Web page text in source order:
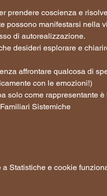
prendere coscienza e
possono manifestarsi nella
di autorealizzazione.
desideri esplorare e
affrontare qualcosa di
con le emozioni!)
solo come rappresentante è
Sistemiche
Statistiche e cookie